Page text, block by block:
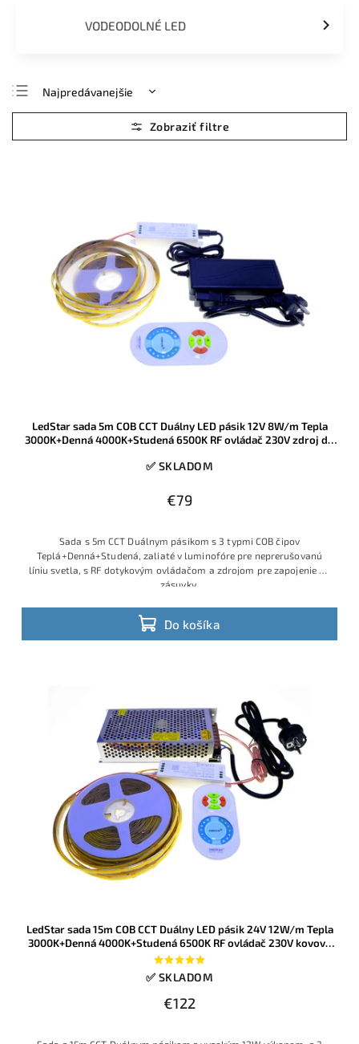
VODEODOLNÉ LED
Najpredávanejšie
Najlacnejšie
Najdrahšie
LedStar sada 5m COB CCT Duálny LED pásik 12V 8W/m Tepla
3000K+Denná 4000K+Studená 6500K RF ovládač 230V zdroj do
✅ SKLADOM
€79
Do košíka
Sada s 5m CCT Duálnym pásikom s 3 typmi COB čipov
Teplá+Denná+Studená, zaliaté v luminofóre pre neprerušovanú
líniu svetla, s RF dotykovým ovládačom a zdrojom pre zapojenie do
zásuvky.
LedStar sada 15m COB CCT Duálny LED pásik 24V 12W/m Tepla
3000K+Denná 4000K+Studená 6500K RF ovládač 230V kovový
zdroj
✅ SKLADOM
€122